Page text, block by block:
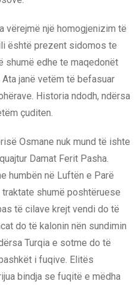
vërejmë një homogjenizim të
është prezent sidomos te
shumë edhe te maqedonët
janë vetëm të befasuar
Historia ndodh, ndërsa
çuditen.
Osmane nuk mund të ishte
Damat Ferit Pasha.
humbën në Luftën e Parë
traktate shumë poshtëruese
të cilave krejt vendi do të
do të kalonin nën sundimin
Turqia e sotme do të
i fuqive. Elitës
bindja se fuqitë e mëdha